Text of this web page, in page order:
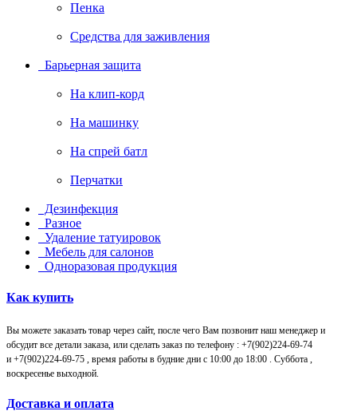
Пенка
Средства для заживления
Барьерная защита
На клип-корд
На машинку
На спрей батл
Перчатки
Дезинфекция
Разное
Удаление татуировок
Мебель для салонов
Одноразовая продукция
Как купить
Вы можете заказать товар через сайт, после чего Вам позвонит наш менеджер и
обсудит все детали заказа, или сделать заказ по телефону : +7(902)224-69-74
и +7(902)224-69-75
, время работы в будние дни с 10:00 до 18:00 . Суббота ,
воскресенье выходной.
Доставка и оплата